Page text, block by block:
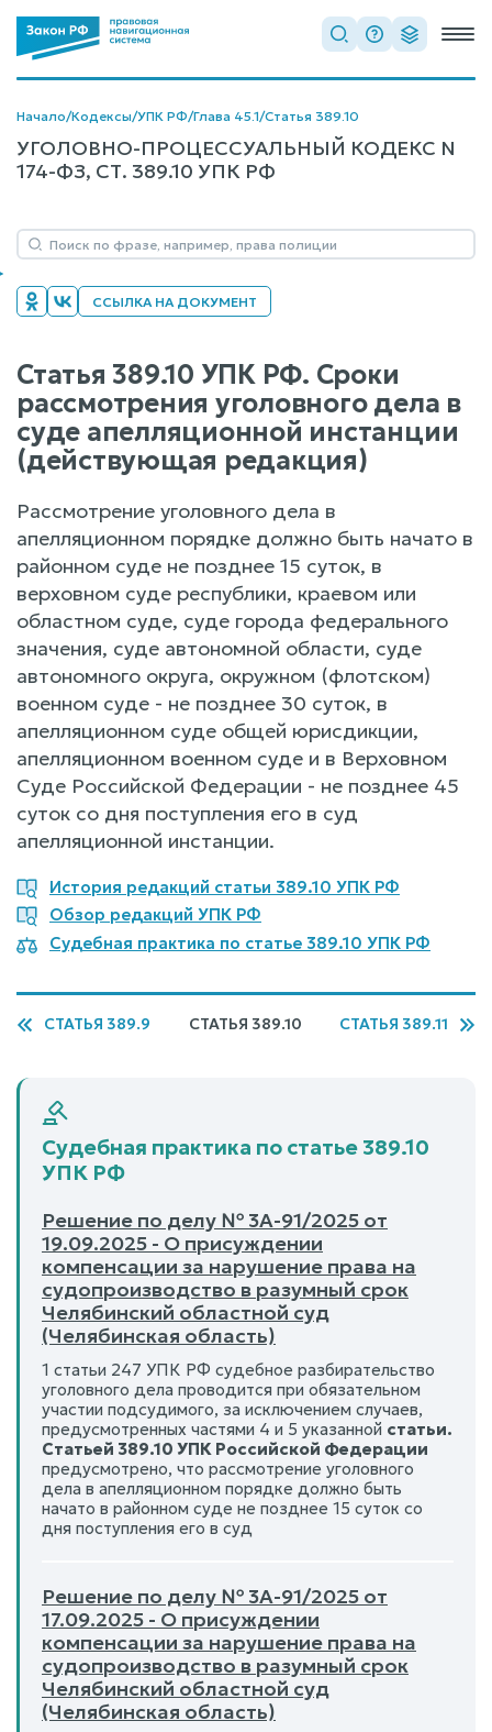
Начало/Кодексы/УПК РФ/Глава 45.1/Статья 389.10
УГОЛОВНО-ПРОЦЕССУАЛЬНЫЙ КОДЕКС N
174-ФЗ, СТ. 389.10 УПК РФ
ССЫЛКА НА ДОКУМЕНТ
Статья 389.10 УПК РФ. Сроки
рассмотрения уголовного дела в
суде апелляционной инстанции
(действующая редакция)
Рассмотрение уголовного дела в
апелляционном порядке должно быть начато в
районном суде не позднее 15 суток, в
верховном суде республики, краевом или
областном суде, суде города федерального
значения, суде автономной области, суде
автономного округа, окружном (флотском)
военном суде - не позднее 30 суток, в
апелляционном суде общей юрисдикции,
апелляционном военном суде и в Верховном
Суде Российской Федерации - не позднее 45
суток со дня поступления его в суд
апелляционной инстанции.
История редакций статьи 389.10 УПК РФ
Обзор редакций УПК РФ
Судебная практика по статье 389.10 УПК РФ
СТАТЬЯ 389.9 СТАТЬЯ 389.10 СТАТЬЯ 389.11
Судебная практика по статье 389.10
УПК РФ
Решение по делу № 3А-91/2025 от
19.09.2025 - О присуждении
компенсации за нарушение права на
судопроизводство в разумный срок
Челябинский областной суд
(Челябинская область)
1 статьи 247 УПК РФ судебное разбирательство
уголовного дела проводится при обязательном
участии подсудимого, за исключением случаев,
предусмотренных частями 4 и 5 указанной статьи.
Статьей 389.10 УПК Российской Федерации
предусмотрено, что рассмотрение уголовного
дела в апелляционном порядке должно быть
начато в районном суде не позднее 15 суток со
дня поступления его в суд
Решение по делу № 3А-91/2025 от
17.09.2025 - О присуждении
компенсации за нарушение права на
судопроизводство в разумный срок
Челябинский областной суд
(Челябинская область)